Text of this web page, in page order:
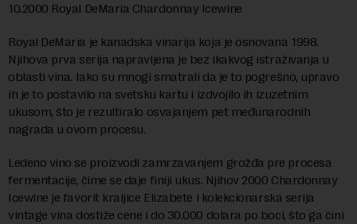
10.2000 Royal DeMaria Chardonnay Icewine
Royal DeMaria je kanadska vinarija koja je osnovana 1998.
Njihova prva serija napravljena je bez ikakvog istraživanja u
oblasti vina. Iako su mnogi smatrali da je to pogrešno, upravo
ih je to postavilo na svetsku kartu i izdvojilo ih izuzetnim
ukusom, što je rezultiralo osvajanjem pet međunarodnih
nagrada u ovom procesu.
Ledeno vino se proizvodi zamrzavanjem grožđa pre procesa
fermentacije, čime se daje finiji ukus. Njihov 2000 Chardonnay
Icewine je favorit kraljice Elizabete i kolekcionarska serija
vintage vina dostiže cene i do 30.000 dolara po boci, što ga čini